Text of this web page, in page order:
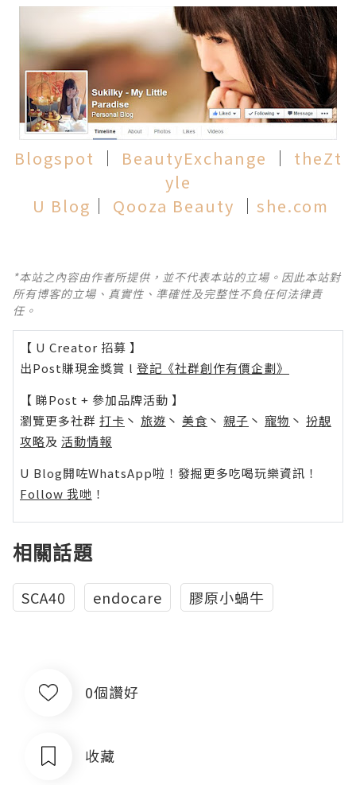
Blogspot │ BeautyExchange │ theZt
yle
U Blog │ Qooza Beauty │ she.com
*本站之內容由作者所提供，並不代表本站的立場。因此本站對
所有博客的立場、真實性、準確性及完整性不負任何法律責
任。
【 U Creator 招募 】
出Post賺現金獎賞 l 登記《社群創作有價企劃》
【 睇Post + 參加品牌活動 】
瀏覽更多社群 打卡 丶 旅遊 丶 美食 丶 親子 丶 寵物 丶 扮靚
攻略及 活動情報
U Blog開咗WhatsApp啦！發掘更多吃喝玩樂資訊！
Follow 我哋 ！
相關話題
SCA40 endocare 膠原小蝸牛
0個讚好
收藏